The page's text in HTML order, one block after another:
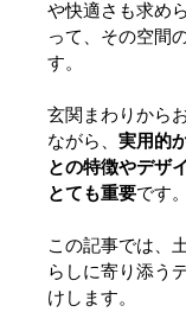
や快適さも求め
って、その空間
す。
玄関まわりから
ながら、実用的
との特徴やデザ
とても重要です。
この記事では、
らしに寄り添う
けします。